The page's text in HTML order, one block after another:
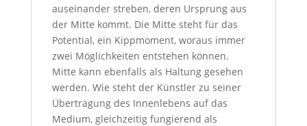
auseinander streben, deren Ursprung aus
der Mitte kommt. Die Mitte steht für das
Potential, ein Kippmoment, woraus immer
zwei Möglichkeiten entstehen können.
Mitte kann ebenfalls als Haltung gesehen
werden. Wie steht der Künstler zu seiner
Übertragung des Innenlebens auf das
Medium, gleichzeitig fungierend als